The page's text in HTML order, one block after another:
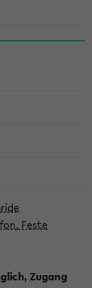
Feste
Zugang